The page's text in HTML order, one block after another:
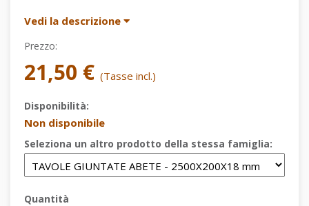
Vedi la descrizione
Prezzo:
21,50 € (Tasse incl.)
Disponibilità:
Non disponibile
Seleziona un altro prodotto della stessa famiglia:
Quantità